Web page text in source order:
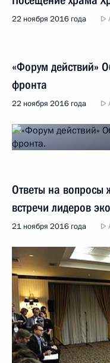
22 ноября 2016 года
«Форум действий»
фронта
22 ноября 2016 года
Ответы на вопросы
встречи лидеров
21 ноября 2016 года